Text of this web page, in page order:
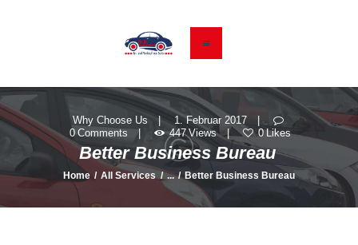
Why Choose Us
1. Februar 2017
0 Comments 447 Views 0 Likes
Better Business Bureau
Home All Services ... Better Business Bureau
HOME
GEBRAUCHTWAGEN
KONTAKT & ANFAHRT
DATENSCHUTZ
IMPRESSUM